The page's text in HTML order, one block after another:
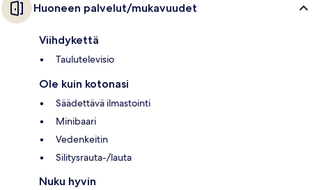
Huoneen palvelut/mukavuudet
Viihdykettä
Taulutelevisio
Ole kuin kotonasi
Säädettävä ilmastointi
Minibaari
Vedenkeitin
Silitysrauta-/lauta
Nuku hyvin